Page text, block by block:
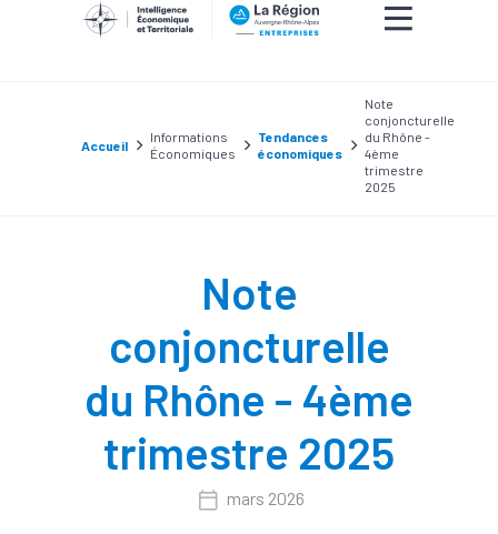
Accueil
Informations
Économiques
Tendances
économiques
Note
conjoncturelle
du Rhône -
4ème
trimestre
2025
Note
conjoncturelle
du Rhône - 4ème
trimestre 2025
mars 2026